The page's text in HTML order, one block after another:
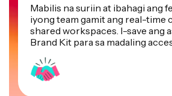
iyong team gamit ang real-time
shared workspaces. I-save ang
Brand Kit para sa madaling